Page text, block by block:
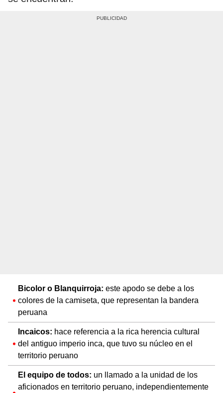
Bicolor o Blanquirroja: este apodo se debe a los
colores de la camiseta, que representan la bandera
peruana
Incaicos: hace referencia a la rica herencia cultural
del antiguo imperio inca, que tuvo su núcleo en el
territorio peruano
El equipo de todos: un llamado a la unidad de los
aficionados en territorio peruano, independientemente